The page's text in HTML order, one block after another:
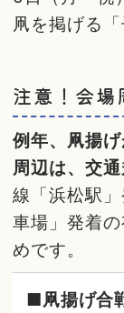
凧を掲げる
注意！会場
例年、凧揚
周辺は、交通
線「浜松駅
車場」発着
めです。
■凧揚げ合